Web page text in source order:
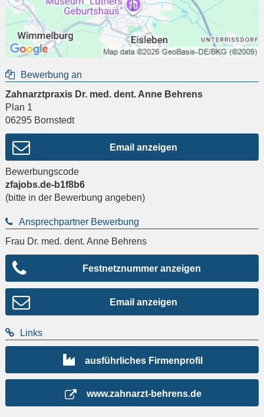
Bewerbung an
Zahnarztpraxis Dr. med. dent. Anne Behrens
Plan 1
06295 Bornstedt
Email anzeigen
Bewerbungscode
zfajobs.de-b1f8b6
(bitte in der Bewerbung angeben)
Ansprechpartner Bewerbung
Frau Dr. med. dent. Anne Behrens
Festnetznummer anzeigen
Email anzeigen
Links
ausführliches Firmenprofil
www.zahnarzt-behrens.de